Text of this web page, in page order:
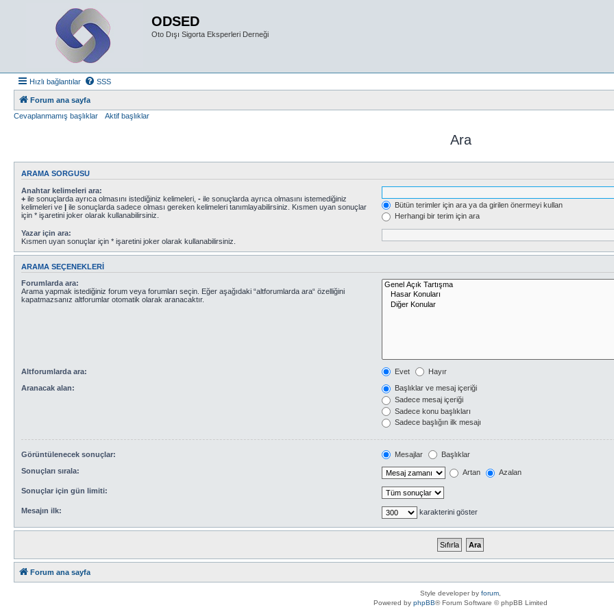
ODSED
Oto Dışı Sigorta Eksperleri Derneği
Hızlı bağlantılar SSS
Forum ana sayfa
Cevaplanmamış başlıklar
Aktif başlıklar
Ara
ARAMA SORGUSU
Anahtar kelimeleri ara:
+ ile sonuçlarda ayrıca olmasını istediğiniz kelimeleri, - ile sonuçlarda ayrıca olmasını istemediğiniz
kelimeleri ve | ile sonuçlarda sadece olması gereken kelimeleri tanımlayabilirsiniz. Kısmen uyan sonuçlar
için * işaretini joker olarak kullanabilirsiniz.
Bütün terimler için ara ya da girilen önermeyi kullan
Herhangi bir terim için ara
Yazar için ara:
Kısmen uyan sonuçlar için * işaretini joker olarak kullanabilirsiniz.
ARAMA SEÇENEKLERI
Forumlarda ara:
Arama yapmak istediğiniz forum veya forumları seçin. Eğer aşağıdaki “altforumlarda ara“ özelliğini
kapatmazsanız altforumlar otomatik olarak aranacaktır.
Altforumlarda ara: Evet Hayır
Aranacak alan:
Başlıklar ve mesaj içeriği
Sadece mesaj içeriği
Sadece konu başlıkları
Sadece başlığın ilk mesajı
Görüntülenecek sonuçlar: Mesajlar Başlıklar
Sonuçları sırala: Artan Azalan
Sonuçlar için gün limiti:
Mesajın ilk: karakterini göster
Forum ana sayfa
Style developer by forum,
Powered by phpBB® Forum Software © phpBB Limited